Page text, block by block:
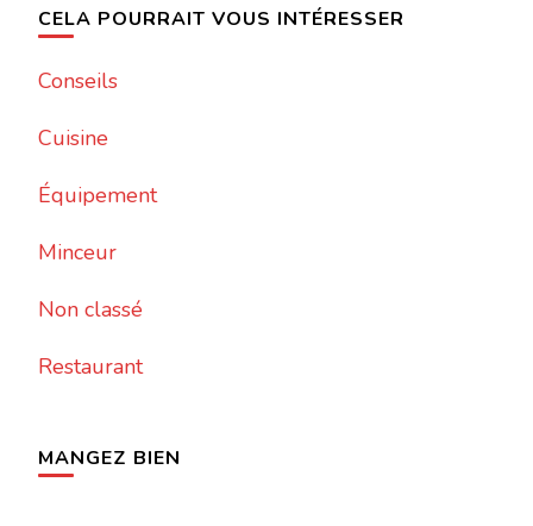
CELA POURRAIT VOUS INTÉRESSER
Conseils
Cuisine
Équipement
Minceur
Non classé
Restaurant
MANGEZ BIEN